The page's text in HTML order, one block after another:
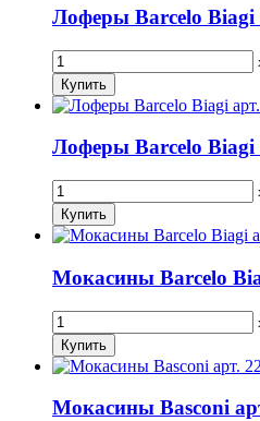
Лоферы Barcelo Biagi
Лоферы Barcelo Biagi
Мокасины Barcelo
Мокасины Basconi